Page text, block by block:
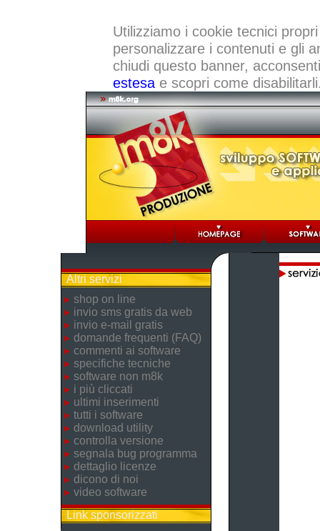
Utilizziamo i cookie tecnici
personalizzare i contenuti e gli
chiudi questo banner,
estesae scopri come
Altri servizi
shop on line
invio sms gratis da web
invio e-mail gratis
domande frequenti (FAQ)
commenti ai software
specifiche tecniche
software non m8k
i più cliccati
ultimi inserimenti
tutti i software
download utility
controlla versione
segnala bug programma
dettaglio licenze
dicono di noi
video software
Link sponsorizzati